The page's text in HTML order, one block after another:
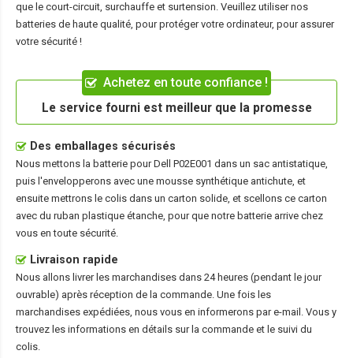
que le court-circuit, surchauffe et surtension. Veuillez utiliser nos
batteries de haute qualité, pour protéger votre ordinateur, pour assurer
votre sécurité !
Achetez en toute confiance !
Le service fourni est meilleur que la promesse
Des emballages sécurisés
Nous mettons la batterie pour Dell P02E001 dans un sac antistatique,
puis l'envelopperons avec une mousse synthétique antichute, et
ensuite mettrons le colis dans un carton solide, et scellons ce carton
avec du ruban plastique étanche, pour que notre batterie arrive chez
vous en toute sécurité.
Livraison rapide
Nous allons livrer les marchandises dans 24 heures (pendant le jour
ouvrable) après réception de la commande. Une fois les
marchandises expédiées, nous vous en informerons par e-mail. Vous y
trouvez les informations en détails sur la commande et le suivi du
colis.